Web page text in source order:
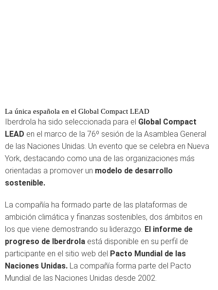
La única española en el Global Compact LEAD
Iberdrola ha sido seleccionada para el Global Compact
LEAD en el marco de la 76º sesión de la Asamblea General
de las Naciones Unidas. Un evento que se celebra en Nueva
York, destacando como una de las organizaciones más
orientadas a promover un modelo de desarrollo
sostenible.
La compañía ha formado parte de las plataformas de
ambición climática y finanzas sostenibles, dos ámbitos en
los que viene demostrando su liderazgo. El informe de
progreso de Iberdrola está disponible en su perfil de
participante en el sitio web del Pacto Mundial de las
Naciones Unidas. La compañía forma parte del Pacto
Mundial de las Naciones Unidas desde 2002.